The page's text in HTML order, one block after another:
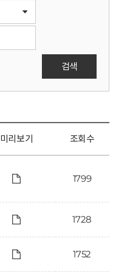
검색
미리보기 조회수
1799
1728
1752